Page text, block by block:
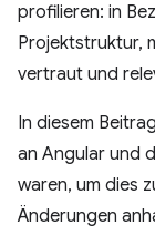
profilieren: in
Projektstruktur,
vertraut und
In diesem
an Angular und
waren, um dies
Änderungen